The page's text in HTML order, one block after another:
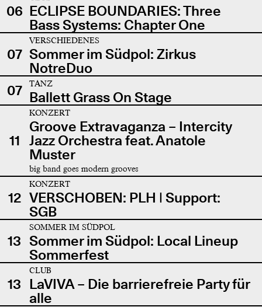
06 ECLIPSE BOUNDARIES: Three
Bass Systems: Chapter One
07
VERSCHIEDENES
Sommer im Südpol: Zirkus
NotreDuo
07
TANZ
Ballett Grass On Stage
11
KONZERT
Groove Extravaganza – Intercity
Jazz Orchestra feat. Anatole
Muster
big band goes modern grooves
12
KONZERT
VERSCHOBEN: PLH | Support:
SGB
13
SOMMER IM SÜDPOL
Sommer im Südpol: Local Lineup
Sommerfest
13
CLUB
LaVIVA – Die barrierefreie Party für
alle